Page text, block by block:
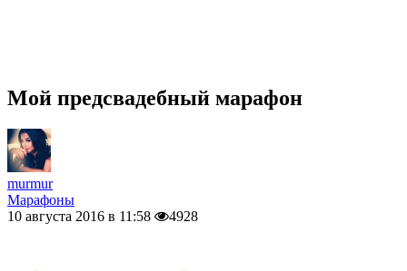
Мой предсвадебный марафон
murmur
Марафоны
10 августа 2016 в 11:58
4928